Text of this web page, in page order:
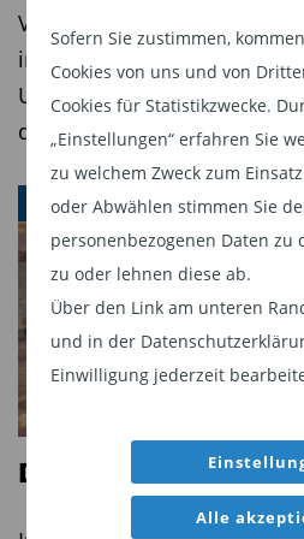
Sofern Sie zustimmen,
Cookies von uns und von
Cookies für Statistikzwecke.
„Einstellungen“ erfahren Sie
zu welchem Zweck zum
oder Abwählen stimmen Sie
personenbezogenen Daten zu
zu oder lehnen diese ab.
Über den Link am unteren
und in der
Einwilligung jederzeit
Alle
Benchmark-Risiko. Wir
vorzugsweise in einfach zu
Unternehmen mit einer
Investmentthese“, so
Portfolio
Das Portfolio des Fonds ist
besteht üblicherweise aus
Einzelwerten. Aktuell
Kollegen 41
sind überwiegend günstig
Firmen im
Qualitätsaktien von
vorübergehenden
Verlierer zu bestimmen.
irren – wie so oft in Zeiten
Umbrüche. Für Value-
dadurch attraktive
VALUE
Deep Value auf hoher